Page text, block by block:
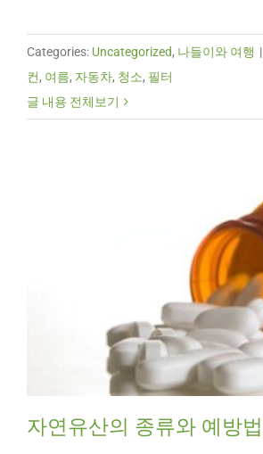
Categories: Uncategorized, 나들이와 여행 |
컨, 여름, 자동차, 청소, 필터
글 내용 전체보기
자연유산의 종류와 예방법